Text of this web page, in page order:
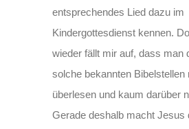
entsprechendes Lied dazu im
Kindergottesdienst kennen.
wieder fällt mir auf, dass man
solche bekannten Bibelstellen
überlesen und kaum darüber
Gerade deshalb macht Jesus